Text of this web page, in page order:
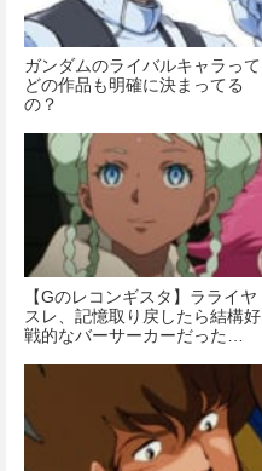
ガンダムのライバルキャラって
どの作品も明確に決まってる
の？
【Gのレコンギスタ】ラライヤ
スレ、記憶取り戻したら結構好
戦的なバーサーカーだった…